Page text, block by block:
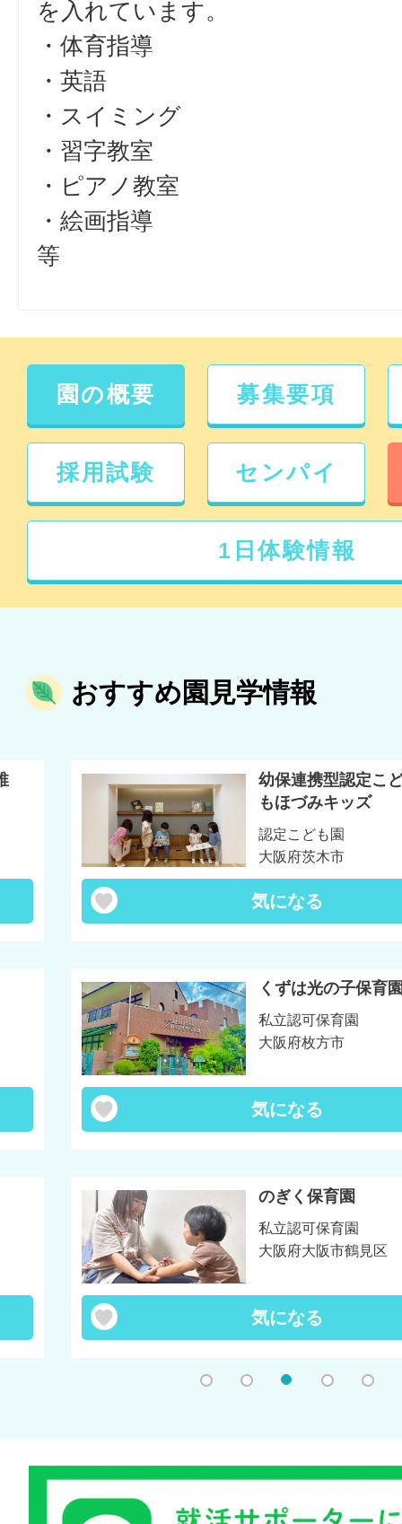
を入れています。
・体育指導
・英語
・スイミング
・習字教室
・ピアノ教室
・絵画指導
等
園の概要 募集要項
採用試験 センパイ
1日体験情報
おすすめ園見学情報
幼保連携型認定こ
もほづみキッズ
認定こども園
大阪府茨木市
気になる
くずは光の子保育
私立認可保育園
大阪府枚方市
気になる
のぎく保育園
私立認可保育園
大阪府大阪市鶴見区
気になる